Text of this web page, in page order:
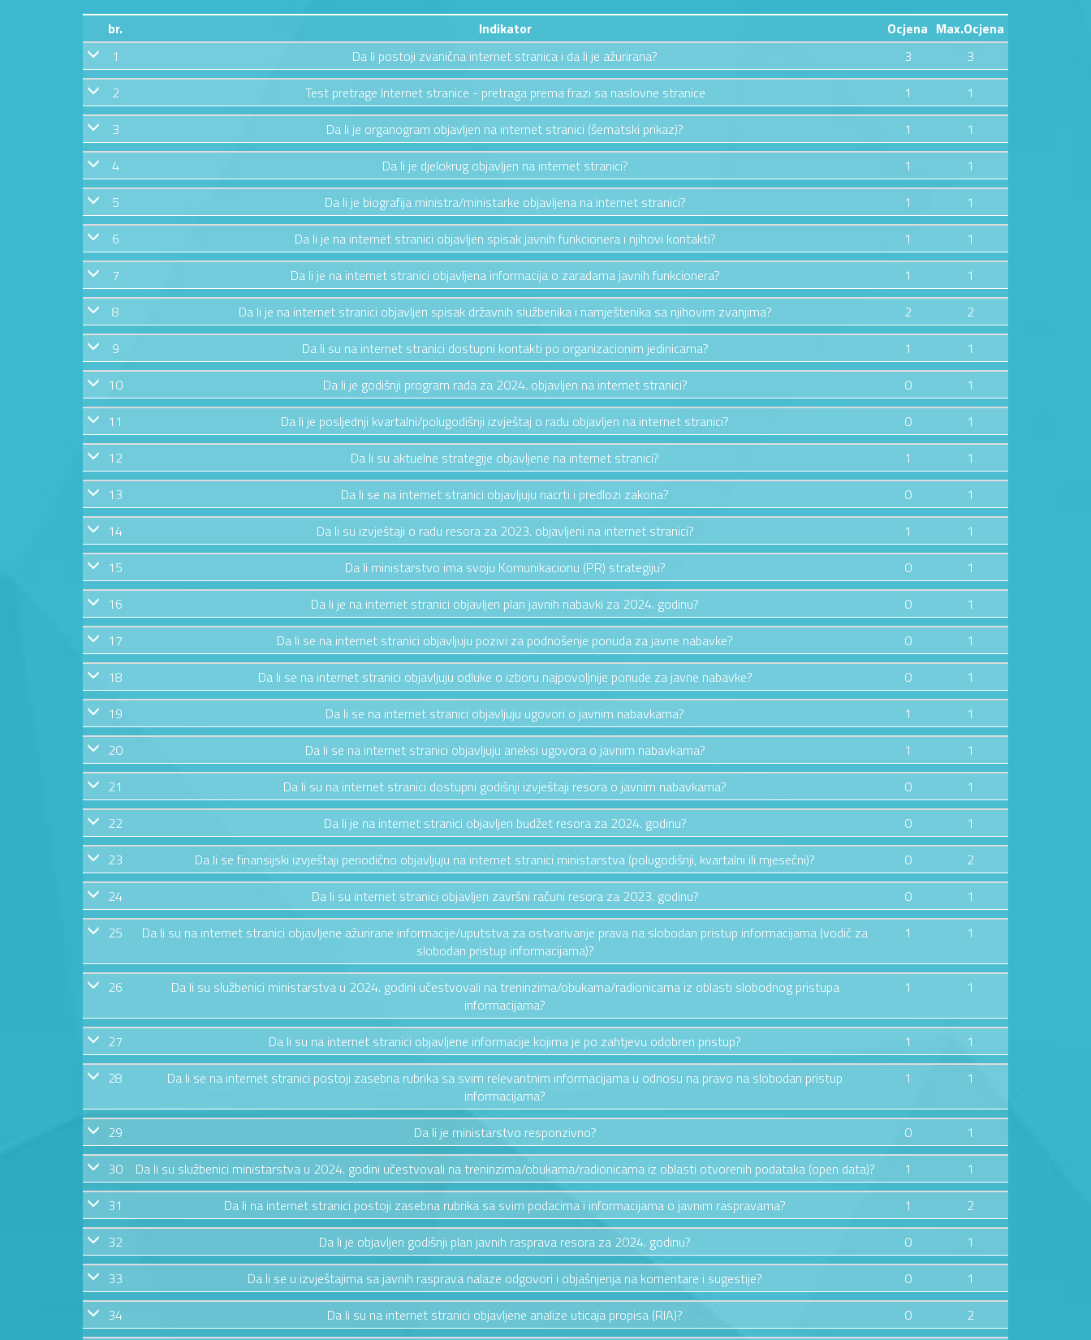
br. Indikator Ocjena Max.Ocjena
1
Da li postoji zvanična internet stranica i da li je ažurirana? 3
3
2
Test pretrage Internet stranice - pretraga prema frazi sa naslovne stranice 1
1
3
Da li je organogram objavljen na internet stranici (šematski prikaz)? 1
1
4
Da li je djelokrug objavljen na internet stranici? 1
1
5
Da li je biografija ministra/ministarke objavljena na internet stranici? 1
1
6
Da li je na internet stranici objavljen spisak javnih funkcionera i njihovi kontakti? 1
1
7
Da li je na internet stranici objavljena informacija o zaradama javnih funkcionera? 1
1
8
Da li je na internet stranici objavljen spisak državnih službenika i namještenika sa njihovim zvanjima? 2
2
9
Da li su na internet stranici dostupni kontakti po organizacionim jedinicama? 1
1
10
Da li je godišnji program rada za 2024. objavljen na internet stranici? 0
1
11
Da li je posljednji kvartalni/polugodišnji izvještaj o radu objavljen na internet stranici? 0
1
12
Da li su aktuelne strategije objavljene na internet stranici? 1
1
13
Da li se na internet stranici objavljuju nacrti i predlozi zakona? 0
1
14
Da li su izvještaji o radu resora za 2023. objavljeni na internet stranici? 1
1
15
Da li ministarstvo ima svoju Komunikacionu (PR) strategiju? 0
1
16
Da li je na internet stranici objavljen plan javnih nabavki za 2024. godinu? 0
1
17
Da li se na internet stranici objavljuju pozivi za podnošenje ponuda za javne nabavke? 0
1
18
Da li se na internet stranici objavljuju odluke o izboru najpovoljnije ponude za javne nabavke? 0
1
19
Da li se na internet stranici objavljuju ugovori o javnim nabavkama? 1
1
20
Da li se na internet stranici objavljuju aneksi ugovora o javnim nabavkama? 1
1
21
Da li su na internet stranici dostupni godišnji izvještaji resora o javnim nabavkama? 0
1
22
Da li je na internet stranici objavljen budžet resora za 2024. godinu? 0
1
23
Da li se finansijski izvještaji periodično objavljuju na internet stranici ministarstva (polugodišnji, kvartalni ili mjesečni)? 0
2
24
Da li su internet stranici objavljen završni računi resora za 2023. godinu? 0
1
25
Da li su na internet stranici objavljene ažurirane informacije/uputstva za ostvarivanje prava na slobodan pristup informacijama (vodič za
slobodan pristup informacijama)?
1 1
26
Da li su službenici ministarstva u 2024. godini učestvovali na treninzima/obukama/radionicama iz oblasti slobodnog pristupa
informacijama?
1 1
27 Da li su na internet stranici objavljene informacije kojima je po zahtjevu odobren pristup? 1
1
28
Da li se na internet stranici postoji zasebna rubrika sa svim relevantnim informacijama u odnosu na pravo na slobodan pristup
informacijama?
1 1
29 Da li je ministarstvo responzivno? 0
1
30
Da li su službenici ministarstva u 2024. godini učestvovali na treninzima/obukama/radionicama iz oblasti otvorenih podataka (open data)? 1
1
31
Da li na internet stranici postoji zasebna rubrika sa svim podacima i informacijama o javnim raspravama? 1
2
32
Da li je objavljen godišnji plan javnih rasprava resora za 2024. godinu? 0
1
33
Da li se u izvještajima sa javnih rasprava nalaze odgovori i objašnjenja na komentare i sugestije? 0
1
34
Da li su na internet stranici objavljene analize uticaja propisa (RIA)? 0
2